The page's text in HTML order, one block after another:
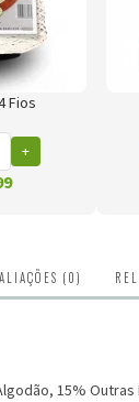
Fios
+
(0)
15% Outras